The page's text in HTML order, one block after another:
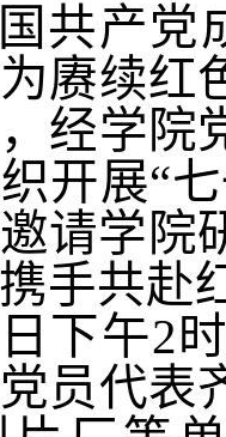
共产党
赓续红
经学院
开展“
请学院
手共赴
下午2
员代表